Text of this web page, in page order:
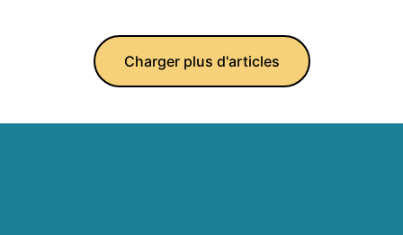
Charger plus d'articles